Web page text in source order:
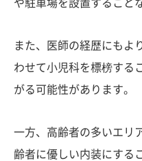
や駐車場を設置すること
また、医師の経歴にもよ
わせて小児科を標榜する
がる可能性があります。
一方、高齢者の多いエリ
齢者に優しい内装にする